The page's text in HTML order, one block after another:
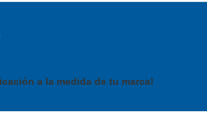
a la medida de tu marca!